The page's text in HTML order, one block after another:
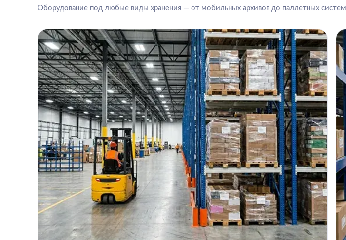
Оборудование под любые виды хранения — от мобильных архивов до паллетных систем